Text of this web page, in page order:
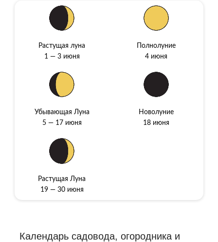
Растущая луна
1 — 3 июня
Полнолуние
4 июня
Убывающая Луна
5 — 17 июня
Новолуние
18 июня
Растущая Луна
19 — 30 июня
Календарь садовода, огородника и